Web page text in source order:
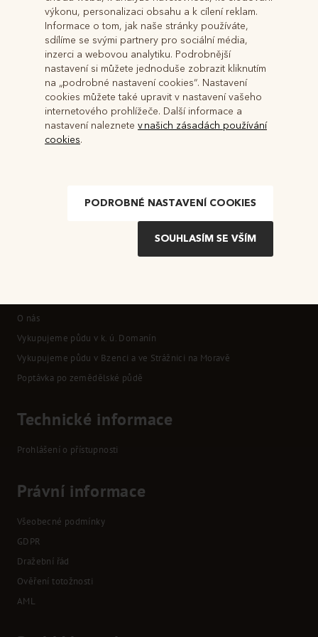
O nás
Vykupujeme půdu v k. ú. Domanín
Vykupujeme půdu v Bzenci a ve Strážnici na Moravě
Poptávka po zemědělské půdě
Technické informace
Prohlášení o přístupnosti
Právní informace
Všeobecné podmínky
GDPR
Dražební řád
Ověření totožnosti
AML
výkonu, personalizaci obsahu a k cílení reklam.
Informace o tom, jak naše stránky používáte,
sdílíme se svými partnery pro sociální média,
inzerci a webovou analytiku. Podrobnější
nastavení si můžete jednoduše zobrazit kliknutím
na „podrobné nastavení cookies“. Nastavení
cookies můžete také upravit v nastavení vašeho
internetového prohlížeče. Další informace a
nastavení naleznete v našich zásadách používání
cookies.
PODROBNÉ NASTAVENÍ COOKIES